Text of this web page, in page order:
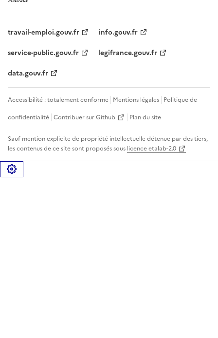
travail-emploi.gouv.fr
info.gouv.fr
service-public.gouv.fr
legifrance.gouv.fr
data.gouv.fr
Accessibilité : totalement conforme Mentions légales Politique de
confidentialité Contribuer sur Github Plan du site
Sauf mention explicite de propriété intellectuelle détenue par des tiers,
les contenus de ce site sont proposés sous licence etalab-2.0
Gérer les cookies